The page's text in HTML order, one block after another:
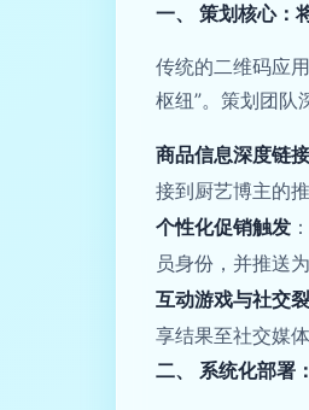
一、 策划核心：
传统的二维码应
枢纽”。策划团队
商品信息深度链接
接到厨艺博主的
个性化促销触发
员身份，并推送
互动游戏与社交
享结果至社交媒
二、 系统化部署